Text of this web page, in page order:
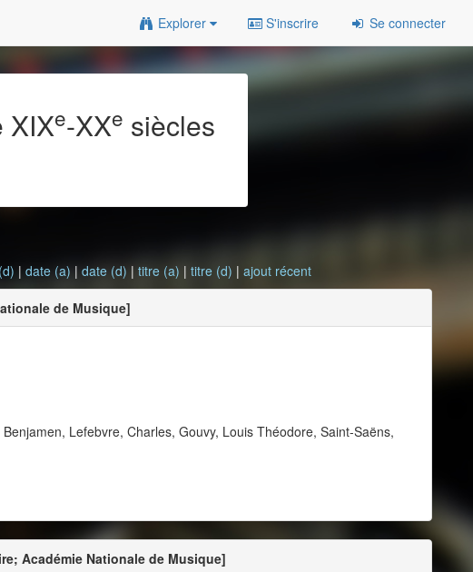
Explorer S'inscrire Se connecter
XIXe-XXe siècles
|date (a) |date (d) |titre (a) |titre (d) |ajout récent
de Musique]
Lefebvre, Charles, Gouvy, Louis Théodore, Saint-Saëns,
Académie Nationale de Musique]